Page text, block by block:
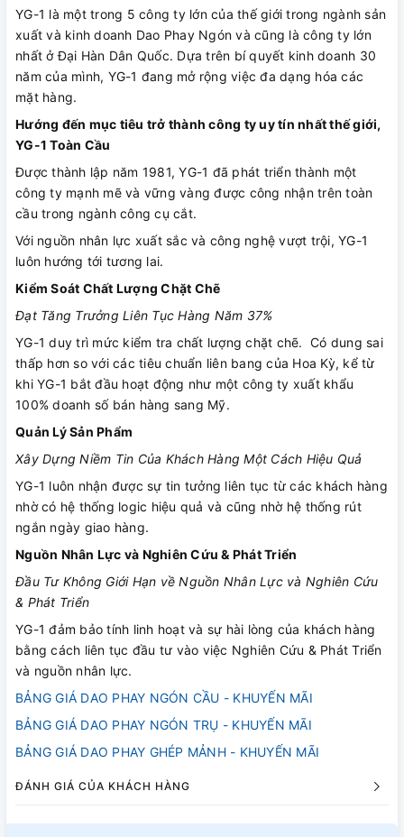
YG-1 là một trong 5 công ty lớn của thế giới trong ngành sản
xuất và kinh doanh Dao Phay Ngón và cũng là công ty lớn
nhất ở Đại Hàn Dân Quốc. Dựa trên bí quyết kinh doanh 30
năm của mình, YG-1 đang mở rộng việc đa dạng hóa các
mặt hàng.
Hướng đến mục tiêu trở thành công ty uy tín nhất thế giới,
YG-1 Toàn Cầu
Được thành lập năm 1981, YG-1 đã phát triển thành một
công ty mạnh mẽ và vững vàng được công nhận trên toàn
cầu trong ngành công cụ cắt.
Với nguồn nhân lực xuất sắc và công nghệ vượt trội, YG-1
luôn hướng tới tương lai.
Kiểm Soát Chất Lượng Chặt Chẽ
Đạt Tăng Trưởng Liên Tục Hàng Năm 37%
YG-1 duy trì mức kiểm tra chất lượng chặt chẽ. Có dung sai
thấp hơn so với các tiêu chuẩn liên bang của Hoa Kỳ, kể từ
khi YG-1 bắt đầu hoạt động như một công ty xuất khẩu
100% doanh số bán hàng sang Mỹ.
Quản Lý Sản Phẩm
Xây Dựng Niềm Tin Của Khách Hàng Một Cách Hiệu Quả
YG-1 luôn nhận được sự tin tưởng liên tục từ các khách hàng
nhờ có hệ thống logic hiệu quả và cũng nhờ hệ thống rút
ngắn ngày giao hàng.
Nguồn Nhân Lực và Nghiên Cứu & Phát Triển
Đầu Tư Không Giới Hạn về Nguồn Nhân Lực và Nghiên Cứu
& Phát Triển
YG-1 đảm bảo tính linh hoạt và sự hài lòng của khách hàng
bằng cách liên tục đầu tư vào việc Nghiên Cứu & Phát Triển
và nguồn nhân lực.
BẢNG GIÁ DAO PHAY NGÓN CẦU - KHUYẾN MÃI
BẢNG GIÁ DAO PHAY NGÓN TRỤ - KHUYẾN MÃI
BẢNG GIÁ DAO PHAY GHÉP MẢNH - KHUYẾN MÃI
ĐÁNH GIÁ CỦA KHÁCH HÀNG